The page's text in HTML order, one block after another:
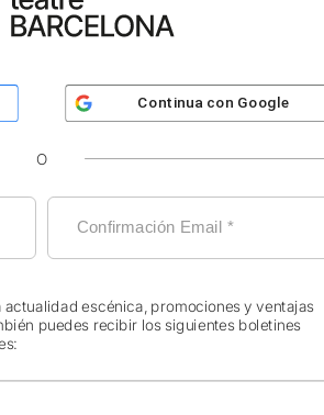
Continua con Google
O
actualidad escénica, promociones y ventajas
puedes recibir los siguientes boletines